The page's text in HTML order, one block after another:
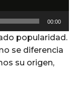
00:00
popularidad.
se diferencia
su origen,